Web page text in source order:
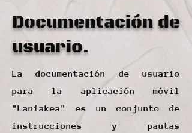
Documentación de
usuario.
La documentación de usuario
para la aplicación móvil
"Laniakea" es un conjunto de
instrucciones y pautas